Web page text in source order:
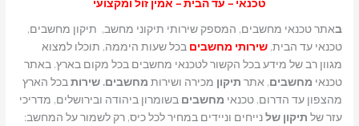
טכנאי – עד הבית – אמין זול ומקצועי
באתר טכנאי מחשבים, המספק שירותי תיקוני מחשב, תיקון מחשבים,
טכנאי עד הבית,שירותי מחשבים בכל שעות היממה, תוכלו למצוא
מגוון רב של מידע בכל הקשור לטכנאי מחשבים בכל מקום בארץ. באתר
טכנאי מחשבים, אתר תיקון מכירה ושירות מחשבים. שירות בכל הארץ
מהצפון עד הדרום, טכנאי מחשבים בשומרון ביהודה ובירושלים, מדריכי
עזר של תיקון שלנייחים וניידים במחיר לכל כיס, רק לשמור על המחשב: